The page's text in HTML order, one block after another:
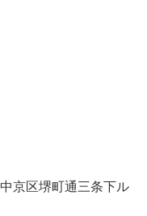
京区堺町通三条下ル